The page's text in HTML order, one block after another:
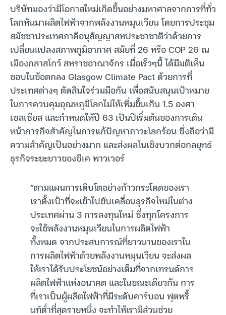
บริษัทมองว่ามีโอกาสใหม่เกิดขึ้นอย่างมหาศาลจากการที่ทั่ว
โลกหันมาผลิตไฟฟ้าจากพลังงานหมุนเวียน โดยการประชุม
สมัชชาประเทศภาคีอนุสัญญาสหประชาชาติว่าด้วยการ
เปลี่ยนแปลงสภาพภูมิอากาศ สมัยที่ 26 หรือ COP 26 ณ
เมืองกลาสโกว์ สหราชอาณาจักร เมื่อเร็วๆนี้ ได้มีมติเห็น
ชอบในข้อตกลง Glasgow Climate Pact ด้วยการที่
ประเทศต่างๆ ตัดสินใจร่วมมือกัน เพื่อสนับสนุนเป้าหมาย
ในการควบคุมอุณหภูมิโลกไม่ให้เพิ่มขึ้นเกิน 1.5 องศา
เซลเซียส และกำหนดให้ปี 63 เป็นปีเริ่มต้นของการเดิน
หน้าภารกิจสำคัญในการแก้ปัญหาภาวะโลกร้อน ซึ่งถือว่ามี
ความสำคัญเป็นอย่างมาก และส่งผลในเชิงบวกต่อกลยุทธ์
ธุรกิจระยะยาวของซีเค พาวเวอร์
“ตามแผนการเติบโตอย่างก้าวกระโดดของเรา
เราตั้งเป้าที่จะเข้าไปขับเคลื่อนธุรกิจใหม่ในต่าง
ประเทศผ่าน 3 การลงทุนใหม่ ซึ่งทุกโครงการ
จะใช้พลังงานหมุนเวียนในการผลิตไฟฟ้า
ทั้งหมด จากประสบการณ์ที่ยาวนานของเราใน
การผลิตไฟฟ้าด้วยพลังงานหมุนเวียน จะส่งผล
ให้เราได้รับประโยชน์อย่างเต็มที่จากเทรนด์การ
ผลิตไฟฟ้าแห่งอนาคต และในขณะเดียวกัน การ
ที่เราเป็นผู้ผลิตไฟฟ้าที่มีระดับคาร์บอน ฟุตพริ้
นท์ต่ำที่สุดรายหนึ่ง จะทำให้เรามีส่วนช่วย